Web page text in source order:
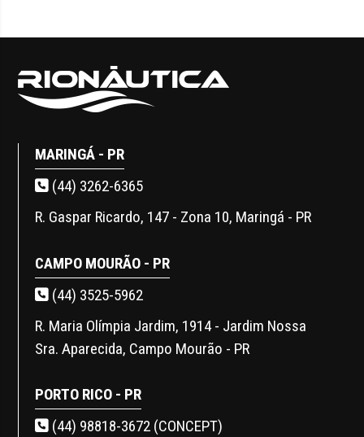
MARINGÁ - PR
(44) 3262-6365
R. Gaspar Ricardo, 147 - Zona 10, Maringá - PR
CAMPO MOURÃO - PR
(44) 3525-5962
R. Maria Olímpia Jardim, 1914 - Jardim Nossa
Sra. Aparecida, Campo Mourão - PR
PORTO RICO - PR
(44) 98818-3672 (CONCEPT)